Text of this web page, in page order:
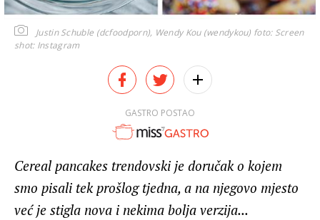
Justin Schuble (dcfoodporn), Wendy Kou (wendykou) foto: Screen
shot: Instagram
GASTRO POSTAO
Cereal pancakes trendovski je doručak o kojem
smo pisali tek prošlog tjedna, a na njegovo mjesto
već je stigla nova i nekima bolja verzija...